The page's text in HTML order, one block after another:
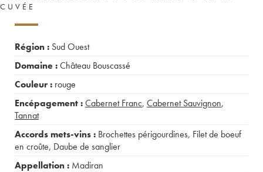
CUVÉE
Région : Sud Ouest
Domaine :Château Bouscassé
Couleur : rouge
Encépagement :Cabernet Franc, Cabernet Sauvignon,
Tannat
Accords mets-vins : Brochettes périgourdines, Filet de boeuf
en croûte, Daube de sanglier
Appellation : Madiran